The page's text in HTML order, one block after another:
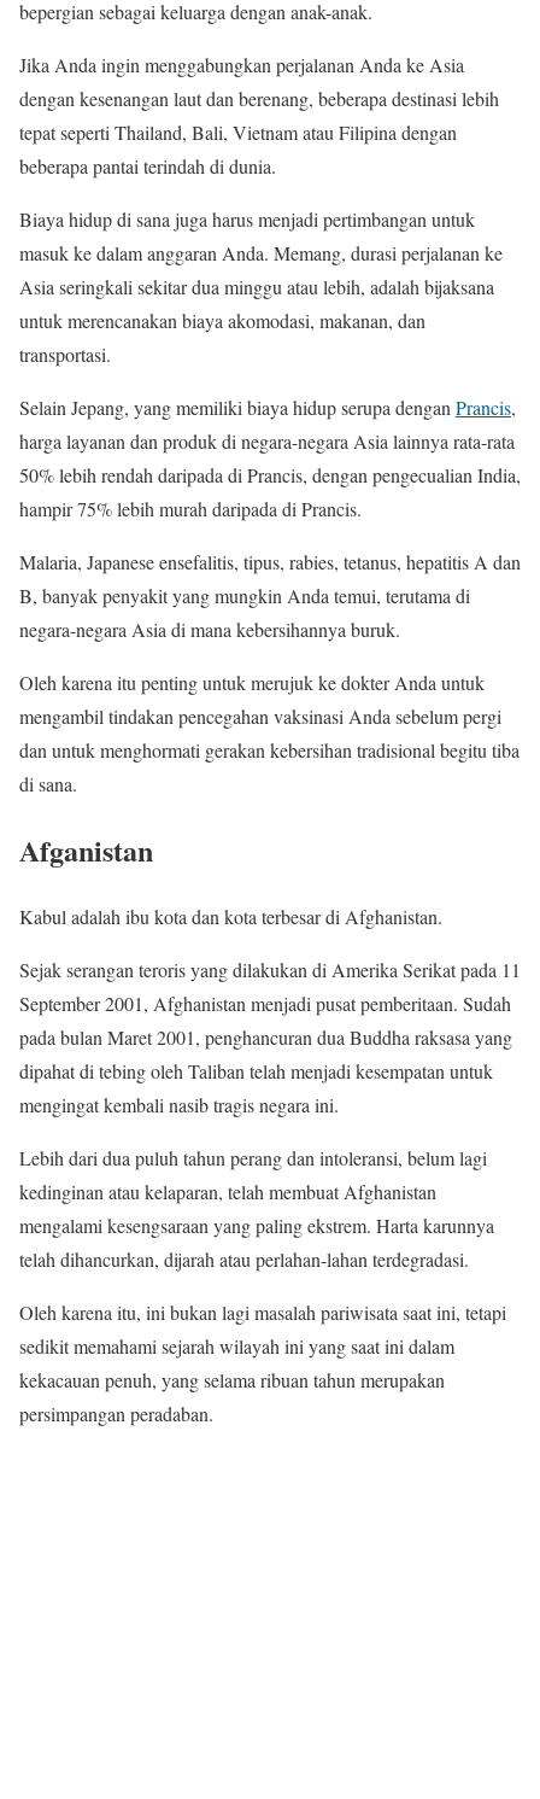
bepergian sebagai keluarga dengan anak-anak.
Jika Anda ingin menggabungkan perjalanan Anda ke Asia
dengan kesenangan laut dan berenang, beberapa destinasi lebih
tepat seperti Thailand, Bali, Vietnam atau Filipina dengan
beberapa pantai terindah di dunia.
Biaya hidup di sana juga harus menjadi pertimbangan untuk
masuk ke dalam anggaran Anda. Memang, durasi perjalanan ke
Asia seringkali sekitar dua minggu atau lebih, adalah bijaksana
untuk merencanakan biaya akomodasi, makanan, dan
transportasi.
Selain Jepang, yang memiliki biaya hidup serupa denganPrancis,
harga layanan dan produk di negara-negara Asia lainnya rata-rata
50% lebih rendah daripada di Prancis, dengan pengecualian India,
hampir 75% lebih murah daripada di Prancis.
Malaria, Japanese ensefalitis, tipus, rabies, tetanus, hepatitis A dan
B, banyak penyakit yang mungkin Anda temui, terutama di
negara-negara Asia di mana kebersihannya buruk.
Oleh karena itu penting untuk merujuk ke dokter Anda untuk
mengambil tindakan pencegahan vaksinasi Anda sebelum pergi
dan untuk menghormati gerakan kebersihan tradisional begitu tiba
di sana.
Afganistan
Kabul adalah ibu kota dan kota terbesar di Afghanistan.
Sejak serangan teroris yang dilakukan di Amerika Serikat pada 11
September 2001, Afghanistan menjadi pusat pemberitaan. Sudah
pada bulan Maret 2001, penghancuran dua Buddha raksasa yang
dipahat di tebing oleh Taliban telah menjadi kesempatan untuk
mengingat kembali nasib tragis negara ini.
Lebih dari dua puluh tahun perang dan intoleransi, belum lagi
kedinginan atau kelaparan, telah membuat Afghanistan
mengalami kesengsaraan yang paling ekstrem. Harta karunnya
telah dihancurkan, dijarah atau perlahan-lahan terdegradasi.
Oleh karena itu, ini bukan lagi masalah pariwisata saat ini, tetapi
sedikit memahami sejarah wilayah ini yang saat ini dalam
kekacauan penuh, yang selama ribuan tahun merupakan
persimpangan peradaban.